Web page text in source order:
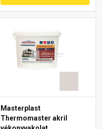
Masterplast
Thermomaster akril